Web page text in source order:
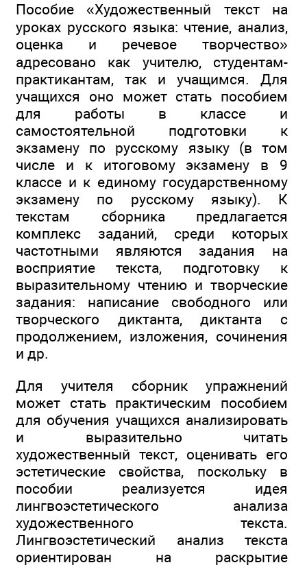
Пособие «Художественный текст на
уроках русского языка: чтение, анализ,
оценка и речевое творчество»
адресовано как учителю, студентам-
практикантам, так и учащимся. Для
учащихся оно может стать пособием
для работы в классе и
самостоятельной подготовки к
экзамену по русскому языку (в том
числе и к итоговому экзамену в 9
классе и к единому государственному
экзамену по русскому языку). К
текстам сборника предлагается
комплекс заданий, среди которых
частотными являются задания на
восприятие текста, подготовку к
выразительному чтению и творческие
задания: написание свободного или
творческого диктанта, диктанта с
продолжением, изложения, сочинения
и др.
Для учителя сборник упражнений
может стать практическим пособием
для обучения учащихся анализировать
и выразительно читать
художественный текст, оценивать его
эстетические свойства, поскольку в
пособии реализуется идея
лингвоэстетического анализа
художественного текста.
Лингвоэстетический анализ текста
ориентирован на раскрытие